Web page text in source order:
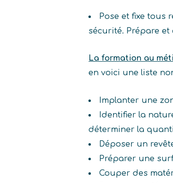
Pose et fixe tous
sécurité. Prépare
La formation au
en voici une liste
Implanter une
Identifier la
déterminer la
Déposer un
Préparer une
Couper des